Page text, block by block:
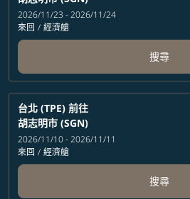
2026/11/23 - 2026/11/24
來回 / 經濟艙
搜尋
台北 (TPE) 前往
胡志明市 (SGN)
2026/11/10 - 2026/11/11
來回 / 經濟艙
搜尋